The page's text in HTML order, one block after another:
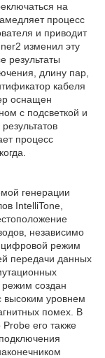
на
процесс
и приводит
изменил эту
результаты
длину пар,
кабеля
оснащен
с подсветкой и
процесс
генерации
IntelliTone,
независимо
цифровой режим
передачи данных
создан
высоким уровнем
помех. В
его также